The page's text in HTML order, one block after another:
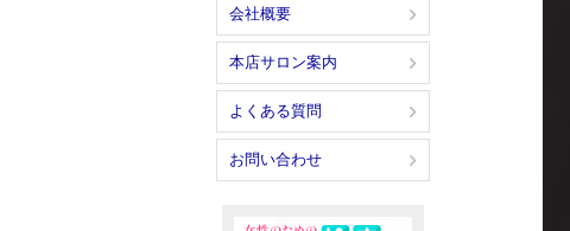
会社概要
本店サロン案内
よくある質問
お問い合わせ